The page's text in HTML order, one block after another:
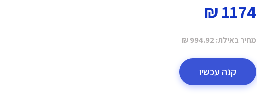
1174 ₪
מחיר באילת: 994.92 ₪
קנה עכשיו